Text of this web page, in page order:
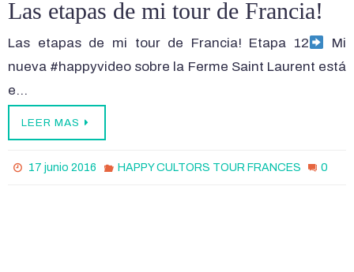
Las etapas de mi tour de Francia!
Las etapas de mi tour de Francia! Etapa 12
Mi
nueva #happyvideo sobre la Ferme Saint Laurent está
e…
LEER MAS
17 junio 2016 HAPPY CULTORS TOUR FRANCES 0